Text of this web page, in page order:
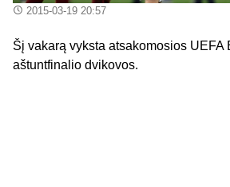
2015-03-19 20:57
Šį vakarą vyksta atsakomosios UEFA
aštuntfinalio dvikovos.